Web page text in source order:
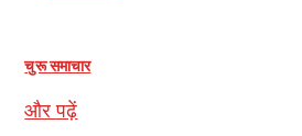
चुरू समाचार
और पढ़ें